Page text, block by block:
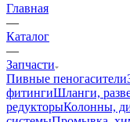
Главная
—
Каталог
—
Запчасти
Пивные пеногасители
фитингиШланги,
редукторыКолонны,